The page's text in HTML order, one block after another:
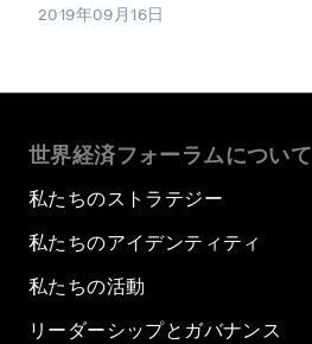
2019年09月16日
世界経済フォーラムについて
私たちのストラテジー
私たちのアイデンティティ
私たちの活動
リーダーシップとガバナンス